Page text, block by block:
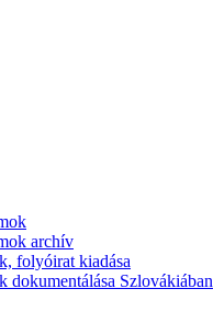
archív
folyóirat kiadása
dokumentálása Szlovákiában